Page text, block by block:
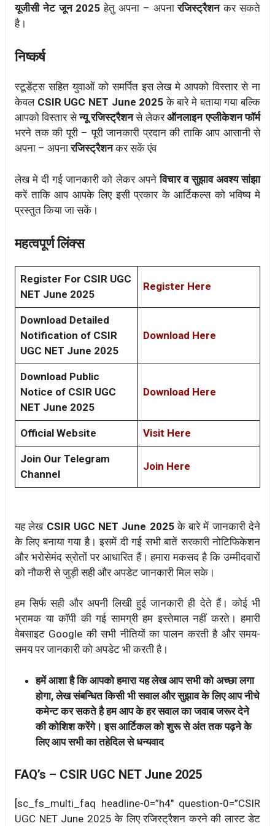
यूजीसी नेट जून 2025हेतु अपना – अपनारजिस्ट्रैशनकर सकते
है।
निष्कर्ष
स्टूडेंट्स सहित युवाओं को समर्पित इस लेख मे आपको विस्तार से ना
केवल CSIR UGC NET June 2025के बारे मे बताया गया बल्कि
आपको विस्तार सेन्यू रजिस्ट्रैशनसे लेकरऑनलाइन एप्लीकेशन फॉर्म
भरने तक की पूरी – पूरी जानकारी प्रदान की ताकि आप आसानी से
अपना – अपनारजिस्ट्रैशनकर सकें एंव
लेख मे दी गई जानकारी को लेकर अपनेविचार व सुझाव अवश्य सांझा
करें ताकि आप आपके लिए इसी प्रकार के आर्टिकल्स को भविष्य मे
प्रस्तुत किया जा सकें।
महत्वपूर्ण लिंक्स
Register For CSIR UGC
NET June 2025
Register Here
Download Detailed
Notification of CSIR
UGC NET June 2025
Download Here
Download Public
Notice of CSIR UGC
NET June 2025
Download Here
Official Website Visit Here
Join Our Telegram
Channel
Join Here
यह लेख CSIR UGC NET June 2025के बारे में जानकारी देने
के लिए बनाया गया है। इसमें दी गई सभी बातें सरकारी नोटिफिकेशन
और भरोसेमंद स्रोतों पर आधारित हैं। हमारा मकसद है कि उम्मीदवारों
को नौकरी से जुड़ी सही और अपडेट जानकारी मिल सके।
हम सिर्फ सही और अपनी लिखी हुई जानकारी ही देते हैं। कोई भी
भ्रामक या कॉपी की गई सामग्री हम इस्तेमाल नहीं करते। हमारी
वेबसाइट Google की सभी नीतियों का पालन करती है और समय-
समय पर जानकारी को अपडेट भी करती है।
हमें आशा है कि आपको हमारा यह लेख आप सभी को अच्छा लगा
होगा, लेख संबन्धित किसी भी सवाल और सुझाव के लिए आप नीचे
कमेन्ट कर सकते है हम आप के हर सवाल का जवाब जरूर देने
की कोशिश करेंगे। इस आर्टिकल को शुरू से अंत तक पढ़ने के
लिए आप सभी का तहेदिल से धन्यवाद
FAQ’s – CSIR UGC NET June 2025
[sc_fs_multi_faq headline-0=”h4″ question-0=”CSIR
UGC NET June 2025 के लिए रजिस्ट्रैशन करने की लास्ट डेट